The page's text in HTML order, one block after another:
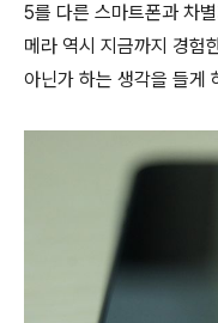
5를 다른 스마트폰과 차
메라 역시 지금까지 경험
아닌가 하는 생각을 들게